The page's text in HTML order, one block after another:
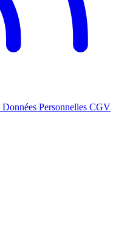
Données Personnelles CGV